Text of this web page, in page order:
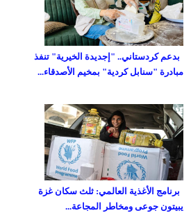
بدعم كردستاني.. "إجديدة الخيرية" تنفذ
مبادرة "سنابل كردية" بمخيم الأصدقاء...
برنامج الأغذية العالمي: ثلث سكان غزة
يبيتون جوعى ومخاطر المجاعة...